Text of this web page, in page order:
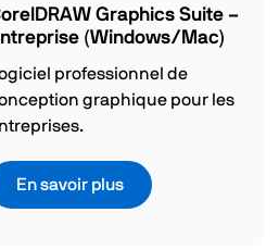
Graphics Suite –
(Windows/Mac)
professionnel de
graphique pour les
En savoir plus